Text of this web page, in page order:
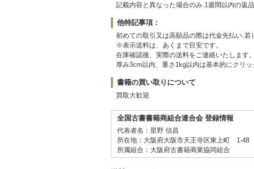
記載内容と異なった場合のみ.1週間以内の返品
他特記事項：
初めての取引又は高額品の際は代金先払い.若
※表示送料は、あくまで目安です。
在庫確認後、実際の送料をご連絡いたします。
厚み3cm以内、重さ1kg以内は基本的にクリ
書籍の買い取りについて
買取大歓迎
全国古書書籍商組合連合会 登録情報
代表者名：星野 信昌
所在地：大阪府大阪市天王寺区東上町 1-48
所属組合：大阪府古書籍商業協同組合